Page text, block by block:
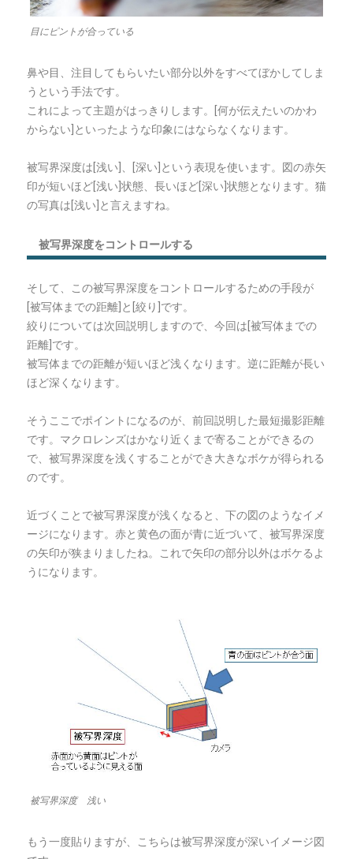
目にピントが合っている
鼻や目、注目してもらいたい部分以外をすべてぼかしてしま
うという手法です。
これによって主題がはっきりします。[何が伝えたいのかわ
からない]といったような印象にはならなくなります。
被写界深度は[浅い]、[深い]という表現を使います。図の赤矢
印が短いほど[浅い]状態、長いほど[深い]状態となります。猫
の写真は[浅い]と言えますね。
被写界深度をコントロールする
そして、この被写界深度をコントロールするための手段が
[被写体までの距離]と[絞り]です。
絞りについては次回説明しますので、今回は[被写体までの
距離]です。
被写体までの距離が短いほど浅くなります。逆に距離が長い
ほど深くなります。
そうここでポイントになるのが、前回説明した最短撮影距離
です。マクロレンズはかなり近くまで寄ることができるの
で、被写界深度を浅くすることができ大きなボケが得られる
のです。
近づくことで被写界深度が浅くなると、下の図のようなイメ
ージになります。赤と黄色の面が青に近づいて、被写界深度
の矢印が狭まりましたね。これで矢印の部分以外はボケるよ
うになります。
被写界深度 浅い
もう一度貼りますが、こちらは被写界深度が深いイメージ図